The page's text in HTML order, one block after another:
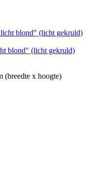
blond" (licht gekruld)
(breedte x hoogte)